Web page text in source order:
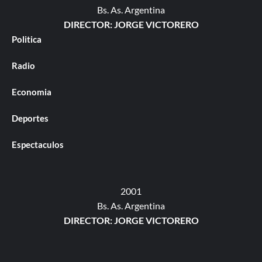
Bs. As. Argentina
DIRECTOR: JORGE VICTORERO
Politica
Radio
Economia
Deportes
Espectaculos
2001
Bs. As. Argentina
DIRECTOR: JORGE VICTORERO